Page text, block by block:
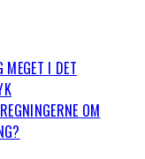
MEGET I DET
OM